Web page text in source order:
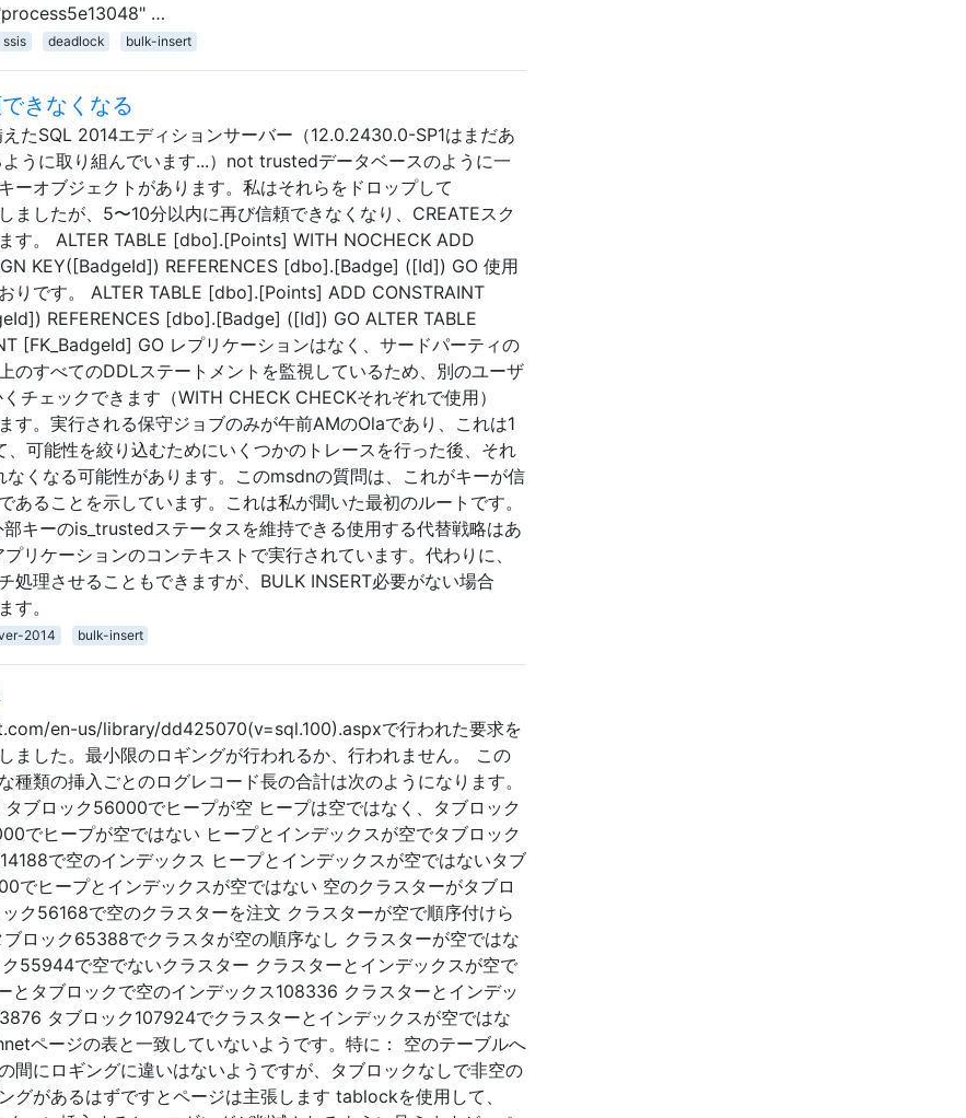
…
ssis deadlock bulk-insert
きなくなる
たSQL 2014エディションサーバー（12.0.2430.0-SP1はまだあ
うに取り組んでいます...）not trustedデータベースのように一
ーオブジェクトがあります。私はそれらをドロップして
ましたが、5〜10分以内に再び信頼できなくなり、CREATEスク
す。 ALTER TABLE [dbo].[Points] WITH NOCHECK ADD
KEY([BadgeId]) REFERENCES [dbo].[Badge] ([Id]) GO 使用
りです。 ALTER TABLE [dbo].[Points] ADD CONSTRAINT
REFERENCES [dbo].[Badge] ([Id]) GO ALTER TABLE
[FK_BadgeId] GO レプリケーションはなく、サードパーティの
のすべてのDDLステートメントを監視しているため、別のユーザ
チェックできます（WITH CHECK CHECKそれぞれで使用）
す。実行される保守ジョブのみが午前AMのOlaであり、これは1
可能性を絞り込むためにいくつかのトレースを行った後、それ
なくなる可能性があります。このmsdnの質問は、これがキーが信
あることを示しています。これは私が聞いた最初のルートです。
キーのis_trustedステータスを維持できる使用する代替戦略はあ
リケーションのコンテキストで実行されています。代わりに、
処理させることもできますが、BULK INSERT必要がない場合
す。
2014 bulk-insert
en-us/library/dd425070(v=sql.100).aspxで行われた要求を
ました。最小限のロギングが行われるか、行われません。 この
種類の挿入ごとのログレコード長の合計は次のようになります。
ブロック56000でヒープが空 ヒープは空ではなく、タブロック
でヒープが空ではない ヒープとインデックスが空でタブロック
で空のインデックス ヒープとインデックスが空ではないタブ
でヒープとインデックスが空ではない 空のクラスターがタブロ
ク56168で空のクラスターを注文 クラスターが空で順序付けら
ロック65388でクラスタが空の順序なし クラスターが空ではな
55944で空でないクラスター クラスターとインデックスが空で
とタブロックで空のインデックス108336 クラスターとインデッ
タブロック107924でクラスターとインデックスが空ではな
ページの表と一致していないようです。特に： 空のテーブルへ
間にロギングに違いはないようですが、タブロックなしで非空の
グがあるはずですとページは主張します tablockを使用して、